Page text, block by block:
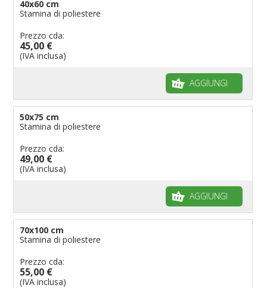
40x60 cm
Stamina di poliestere
Prezzo cda:
45,00 €
(IVA inclusa)
AGGIUNGI
50x75 cm
Stamina di poliestere
Prezzo cda:
49,00 €
(IVA inclusa)
AGGIUNGI
70x100 cm
Stamina di poliestere
Prezzo cda:
55,00 €
(IVA inclusa)